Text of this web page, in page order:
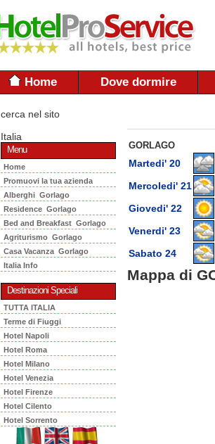
Home Dove dormire
cerca nel sito
Italia
Menu
Home
Promuovi la tua azienda
Alberghi Gorlago
Residence Gorlago
Bed and Breakfast Gorlago
Agriturismo Gorlago
Casa Vacanza Gorlago
Italia Info
Destinazioni Speciali
TUTTA ITALIA
Terme di Fiuggi
Hotel Napoli
Hotel Roma
Hotel Milano
Hotel Venezia
Hotel Firenze
Hotel Cilento
Hotel Sorrento
GORLAGO
Martedi' 20
Mercoledi' 21
Giovedi' 22
Venerdi' 23
Sabato 24
Mappa di